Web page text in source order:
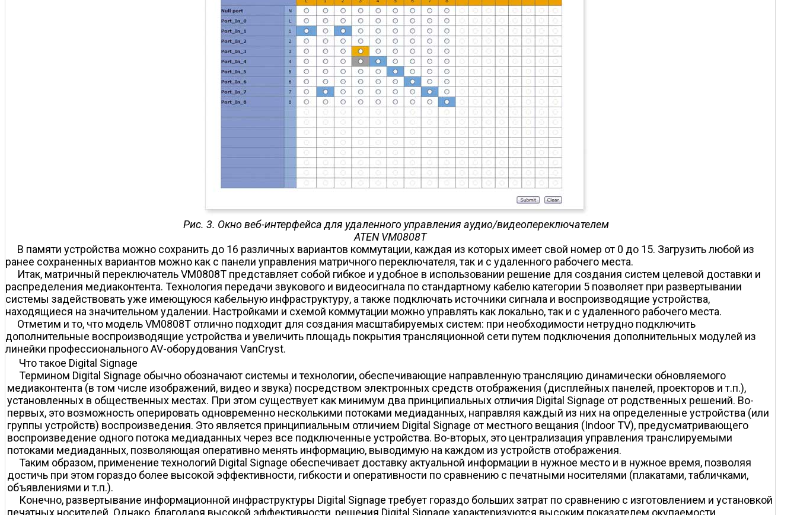
Рис. 3. Окно веб-интерфейса для удаленного управления аудио/видеопереключателем
ATEN VM0808T
В памяти устройства можно сохранить до 16 различных вариантов коммутации, каждая из которых имеет свой номер от 0 до 15. Загрузить любой из
ранее сохраненных вариантов можно как с панели управления матричного переключателя, так и с удаленного рабочего места.
Итак, матричный переключатель VM0808T представляет собой гибкое и удобное в использовании решение для создания систем целевой доставки и
распределения медиаконтента. Технология передачи звукового и видеосигнала по стандартному кабелю категории 5 позволяет при развертывании
системы задействовать уже имеющуюся кабельную инфраструктуру, а также подключать источники сигнала и воспроизводящие устройства,
находящиеся на значительном удалении. Настройками и схемой коммутации можно управлять как локально, так и с удаленного рабочего места.
Отметим и то, что модель VM0808T отлично подходит для создания масштабируемых систем: при необходимости нетрудно подключить
дополнительные воспроизводящие устройства и увеличить площадь покрытия трансляционной сети путем подключения дополнительных модулей из
линейки профессионального AV-оборудования VanCryst.
Что такое Digital Signage
Термином Digital Signage обычно обозначают системы и технологии, обеспечивающие направленную трансляцию динамически обновляемого
медиаконтента (в том числе изображений, видео и звука) посредством электронных средств отображения (дисплейных панелей, проекторов и т.п.),
установленных в общественных местах. При этом существует как минимум два принципиальных отличия Digital Signage от родственных решений. Во-
первых, это возможность оперировать одновременно несколькими потоками медиаданных, направляя каждый из них на определенные устройства (или
группы устройств) воспроизведения. Это является принципиальным отличием Digital Signage от местного вещания (Indoor TV), предусматривающего
воспроизведение одного потока медиаданных через все подключенные устройства. Во-вторых, это централизация управления транслируемыми
потоками медиаданных, позволяющая оперативно менять информацию, выводимую на каждом из устройств отображения.
Таким образом, применение технологий Digital Signage обеспечивает доставку актуальной информации в нужное место и в нужное время, позволяя
достичь при этом гораздо более высокой эффективности, гибкости и оперативности по сравнению с печатными носителями (плакатами, табличками,
объявлениями и т.п.).
Конечно, развертывание информационной инфраструктуры Digital Signage требует гораздо больших затрат по сравнению с изготовлением и установкой
печатных носителей. Однако, благодаря высокой эффективности, решения Digital Signage характеризуются высоким показателем окупаемости